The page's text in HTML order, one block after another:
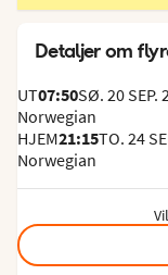
Detaljer om
UT07:50SØ. 20 SEP.
Norwegian
HJEM21:15TO. 24
Norwegian